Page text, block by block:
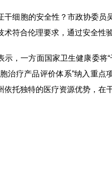
胞的安全性？市政协委员吴
术符合伦理要求，通过安全性
一方面国家卫生健康委将“
治疗产品评价体系”纳入重
依托独特的医疗资源优势，在